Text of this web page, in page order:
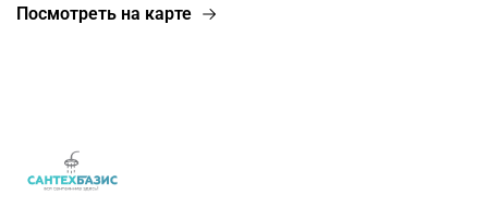
Посмотреть на карте